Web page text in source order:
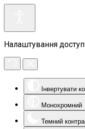
Налаштування
Інвертувати
Монохромний
Темний